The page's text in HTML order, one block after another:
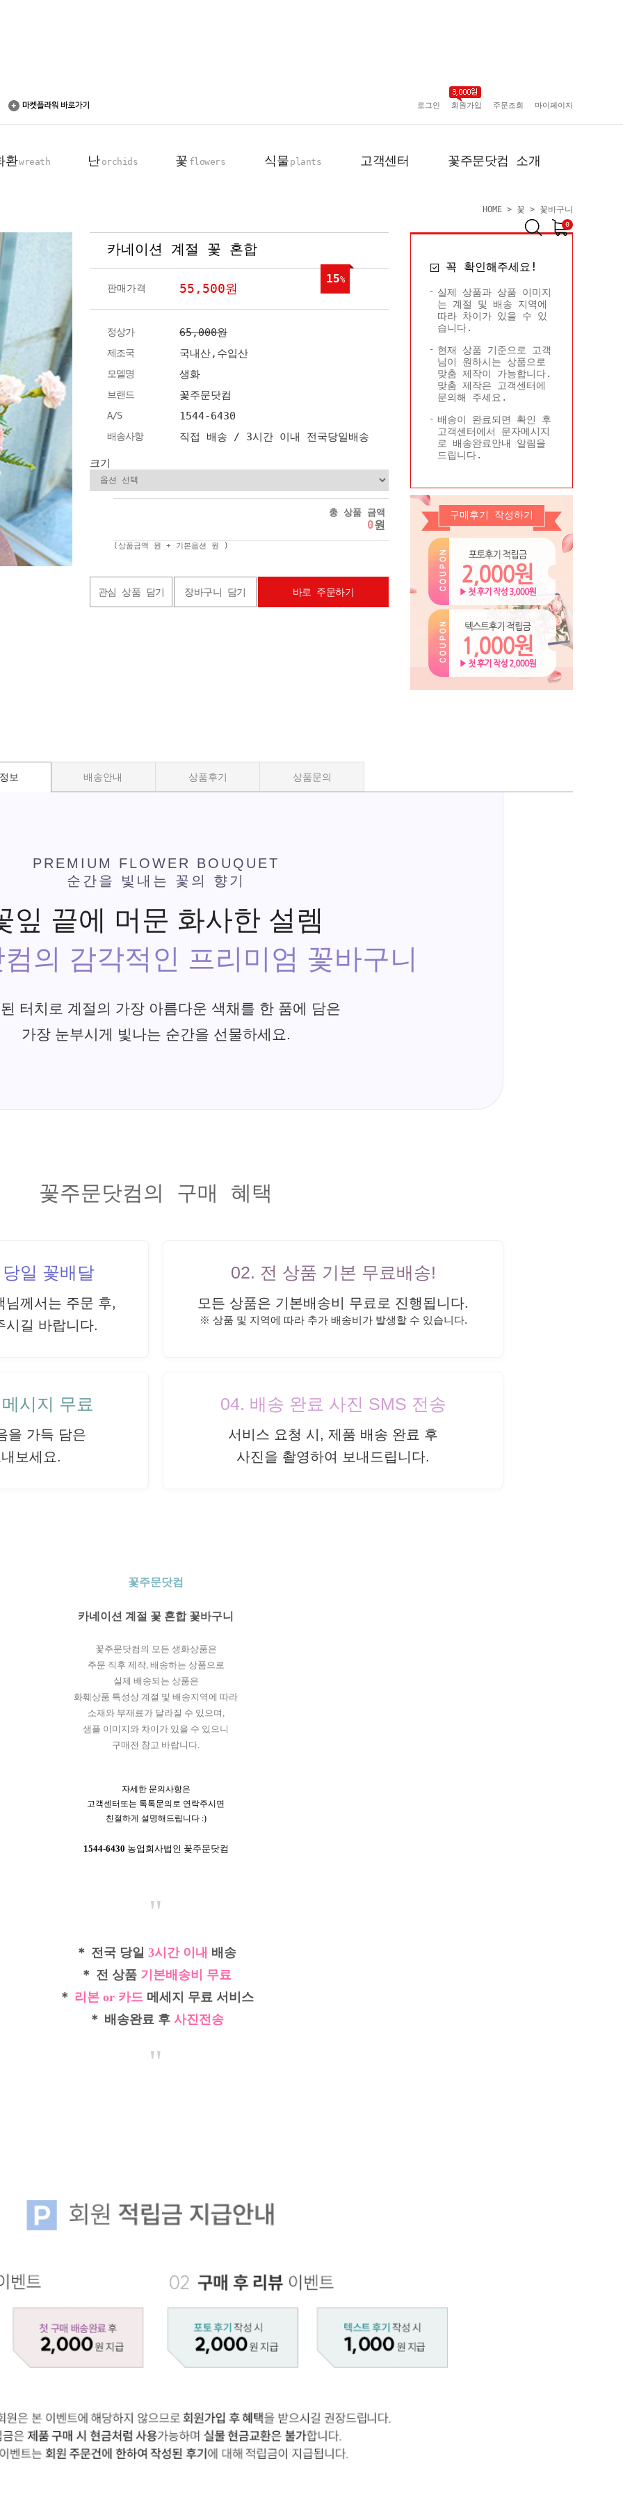
로그인 회원가입 주문조회 마이페이지
환wreath 난 orchids 꽃 flowers 식물 plants 고객센터 꽃주문닷컴 소개
0
하 화환
조 화환
동양란
서양란
꽃다발
꽃바구니
장미100송이
탁상용 화분
관엽 식물
포토리뷰
회사 연혁
플로플로소개
회원사 현황
콜롬비아현황
HOME > 꽃 > 꽃바구니
꼭 확인해주세요!
실제 상품과 상품 이미지
는 계절 및 배송 지역에
따라 차이가 있을 수 있
습니다.
현재 상품 기준으로 고객
님이 원하시는 상품으로
맞춤 제작이 가능합니다.
맞춤 제작은 고객센터에
문의해 주세요.
배송이 완료되면 확인 후
고객센터에서 문자메시지
로 배송완료안내 알림을
드립니다.
구매후기 작성하기
카네이션 계절 꽃 혼합
판매가격 55,500원
15%
정상가 65,000원
제조국 국내산,수입산
모델명 생화
브랜드 꽃주문닷컴
A/S 1544-6430
배송사항 직접 배송 / 3시간 이내 전국당일배송
크기
총 상품 금액
0원
(상품금액 원 + 기본옵션 원 )
관심 상품 담기 장바구니 담기 바로 주문하기
보 배송안내 상품후기 상품문의
PREMIUM FLOWER BOUQUET
순간을 빛내는 꽃의 향기
잎 끝에 머문 화사한 설렘
의 감각적인 프리미엄 꽃바구니
터치로 계절의 가장 아름다운 색채를 한 품에 담은
가장 눈부시게 빛나는 순간을 선물하세요.
꽃주문닷컴의 구매 혜택
일 꽃배달
님께서는 주문 후,
시길 바랍니다.
02. 전 상품 기본 무료배송!
모든 상품은 기본배송비 무료로 진행됩니다.
※ 상품 및 지역에 따라 추가 배송비가 발생할 수 있습니다.
시지 무료
을 가득 담은
보세요.
04. 배송 완료 사진 SMS 전송
서비스 요청 시, 제품 배송 완료 후
사진을 촬영하여 보내드립니다.
꽃주문닷컴
카네이션 계절 꽃 혼합 꽃바구니
꽃주문닷컴의 모든 생화상품은
주문 직후 제작, 배송하는 상품으로
실제 배송되는 상품은
화훼상품 특성상 계절 및 배송지역에 따라
소재와 부재료가 달라질 수 있으며,
샘플 이미지와 차이가 있을 수 있으니
구매전 참고 바랍니다.
자세한 문의사항은
고객센터또는 톡톡문의로 연락주시면
친절하게 설명해드립니다 :)
1544-6430 농업회사법인 꽃주문닷컴
"
＊ 전국 당일 3시간 이내 배송
＊ 전 상품 기본배송비 무료
＊ 리본 or 카드 메세지 무료 서비스
＊ 배송완료 후 사진전송
"